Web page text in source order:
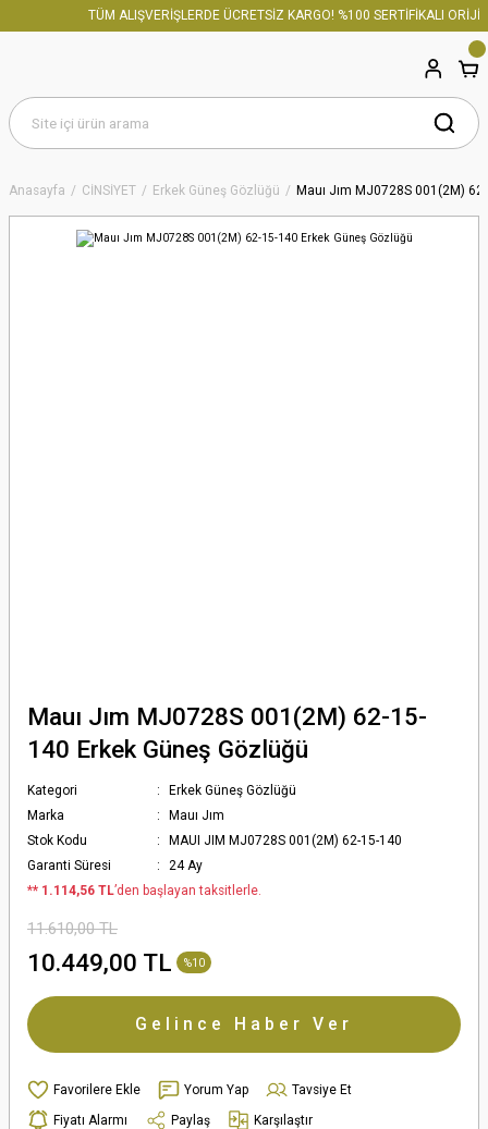
TÜM ALIŞVERİŞLERDE ÜCRETSİZ KARGO! %100 SERTİFİKALI
Anasayfa CİNSİYET Erkek Güneş Gözlüğü Mauı Jım MJ0728S 001(2M)
Mauı Jım MJ0728S 001(2M) 62-15-
140 Erkek Güneş Gözlüğü
Kategori
Erkek Güneş Gözlüğü
Marka
Mauı Jım
Stok Kodu
MAUI JIM MJ0728S 001(2M) 62-15-140
Garanti Süresi
24 Ay
** 1.114,56 TL’den başlayan taksitlerle.
11.610,00 TL
10.449,00 TL %10
Gelince Haber Ver
Yorum Yap
Tavsiye Et
Fiyatı Alarmı
Paylaş Karşılaştır